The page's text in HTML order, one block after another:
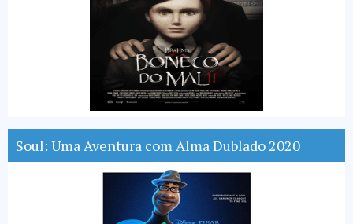
Soul: Uma Aventura com Alma Dublado 2020